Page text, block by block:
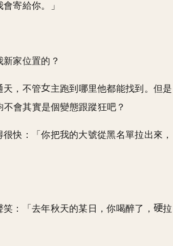
寄給你。」
家位置的？
天，不管
主跑到哪里他都能找到。但是
會其實是個變態跟蹤狂吧？
快：「你把我的大號從黑名單拉出來，
：「去年秋天的某日，你喝醉了，
拉